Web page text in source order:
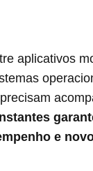
aplicativos
e